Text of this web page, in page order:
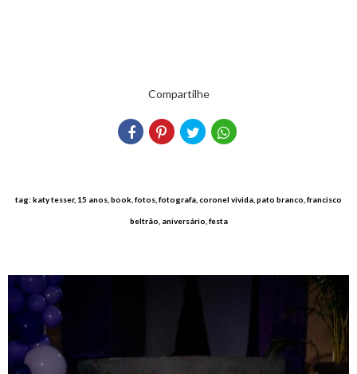
Compartilhe
tag: katy tesser, 15 anos, book, fotos, fotografa, coronel vivida, pato branco, francisco
beltrão, aniversário, festa